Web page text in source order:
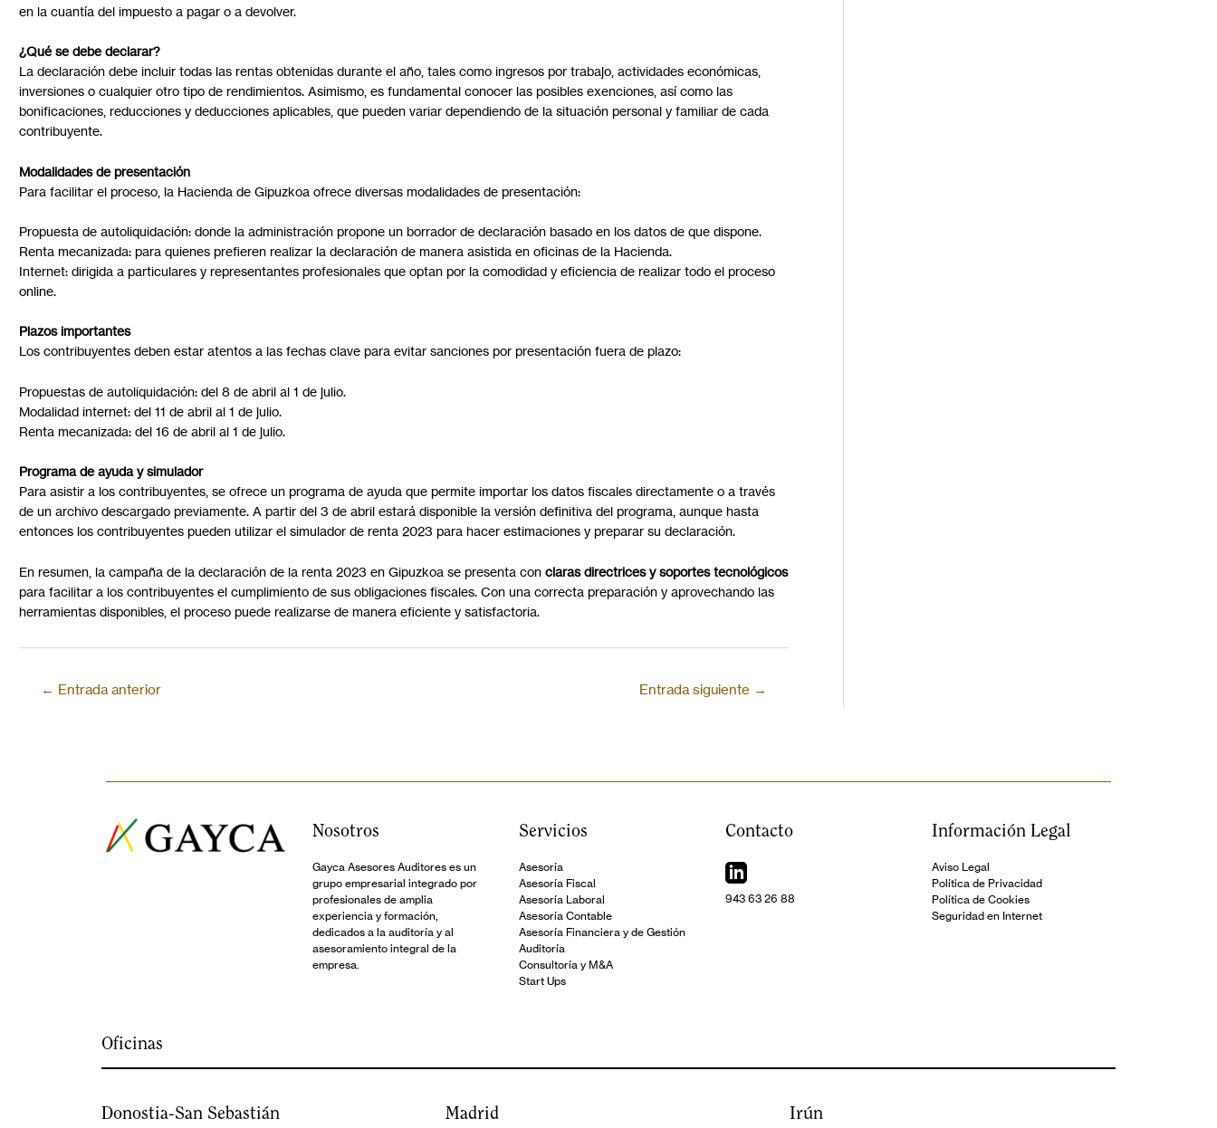
en la cuantía del impuesto a pagar o a devolver.
¿Qué se debe declarar?
La declaración debe incluir todas las rentas obtenidas durante el año, tales como ingresos por trabajo, actividades económicas,
inversiones o cualquier otro tipo de rendimientos. Asimismo, es fundamental conocer las posibles exenciones, así como las
bonificaciones, reducciones y deducciones aplicables, que pueden variar dependiendo de la situación personal y familiar de cada
contribuyente.
Modalidades de presentación
Para facilitar el proceso, la Hacienda de Gipuzkoa ofrece diversas modalidades de presentación:
Propuesta de autoliquidación: donde la administración propone un borrador de declaración basado en los datos de que dispone.
Renta mecanizada: para quienes prefieren realizar la declaración de manera asistida en oficinas de la Hacienda.
Internet: dirigida a particulares y representantes profesionales que optan por la comodidad y eficiencia de realizar todo el proceso
online.
Plazos importantes
Los contribuyentes deben estar atentos a las fechas clave para evitar sanciones por presentación fuera de plazo:
Propuestas de autoliquidación: del 8 de abril al 1 de julio.
Modalidad internet: del 11 de abril al 1 de julio.
Renta mecanizada: del 16 de abril al 1 de julio.
Programa de ayuda y simulador
Para asistir a los contribuyentes, se ofrece un programa de ayuda que permite importar los datos fiscales directamente o a través
de un archivo descargado previamente. A partir del 3 de abril estará disponible la versión definitiva del programa, aunque hasta
entonces los contribuyentes pueden utilizar el simulador de renta 2023 para hacer estimaciones y preparar su declaración.
En resumen, la campaña de la declaración de la renta 2023 en Gipuzkoa se presenta con claras directrices y soportes tecnológicos
para facilitar a los contribuyentes el cumplimiento de sus obligaciones fiscales. Con una correcta preparación y aprovechando las
herramientas disponibles, el proceso puede realizarse de manera eficiente y satisfactoria.
← Entrada anterior Entrada siguiente →
Nosotros
Gayca Asesores Auditores es un
grupo empresarial integrado por
profesionales de amplia
experiencia y formación,
dedicados a la auditoría y al
asesoramiento integral de la
empresa.
Servicios
Asesoría
Asesoría Fiscal
Asesoría Laboral
Asesoría Contable
Asesoría Financiera y de Gestión
Auditoría
Consultoría y M&A
Start Ups
Contacto
943 63 26 88
Información Legal
Aviso Legal
Política de Privacidad
Política de Cookies
Seguridad en Internet
Oficinas
Donostia-San Sebastián Madrid Irún